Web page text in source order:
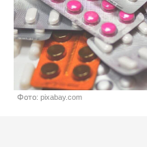
Фото: pixabay.com